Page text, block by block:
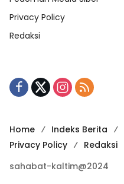
Privacy Policy
Redaksi
Home Indeks Berita
Privacy Policy
Redaksi
sahabat-kaltim@2024